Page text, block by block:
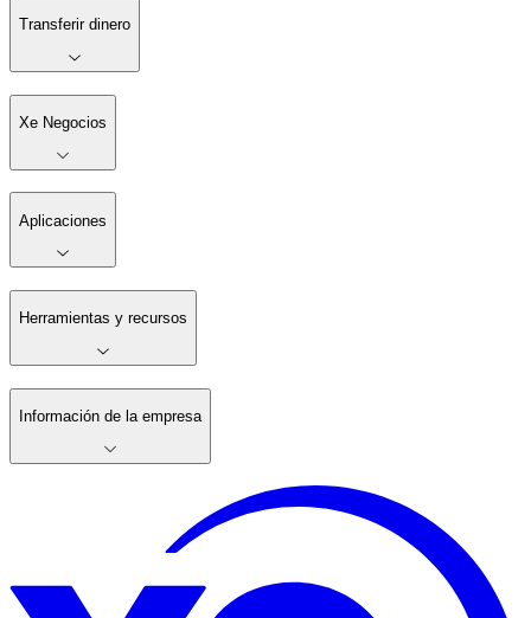
Transferir dinero
Xe Negocios
Aplicaciones
Herramientas y recursos
Información de la empresa